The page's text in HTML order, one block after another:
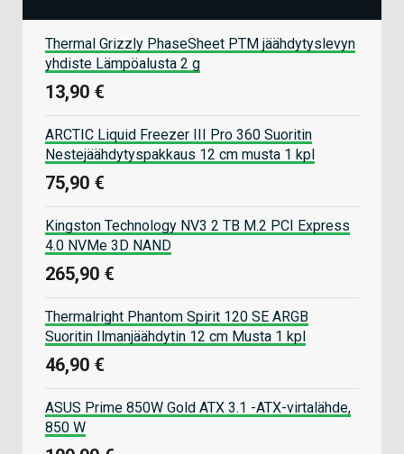
Thermal Grizzly PhaseSheet PTM jäähdytyslevyn
yhdiste Lämpöalusta 2 g
13,90 €
ARCTIC Liquid Freezer III Pro 360 Suoritin
Nestejäähdytyspakkaus 12 cm musta 1 kpl
75,90 €
Kingston Technology NV3 2 TB M.2 PCI Express
4.0 NVMe 3D NAND
265,90 €
Thermalright Phantom Spirit 120 SE ARGB
Suoritin Ilmanjäähdytin 12 cm Musta 1 kpl
46,90 €
ASUS Prime 850W Gold ATX 3.1 -ATX-virtalähde,
850 W